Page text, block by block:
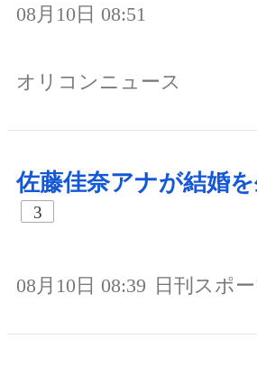
08月10日 08:51
オリコンニュース
佐藤佳奈アナが結婚
3
08月10日 08:39 日刊スポ